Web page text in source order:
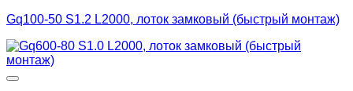
Gq100-50 S1.2 L2000, лоток замковый (быстрый монтаж)